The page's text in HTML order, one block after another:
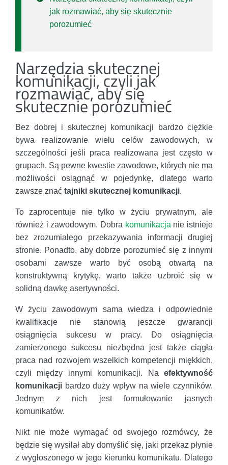
jak rozmawiać, aby się skutecznie
porozumieć
Narzędzia skutecznej
komunikacji, czyli jak
rozmawiać, aby się
skutecznie porozumieć
Bez dobrej i skutecznej komunikacji bardzo ciężkie
bywa realizowanie wielu celów zawodowych, w
szczególności jeśli praca realizowana jest często w
grupach. Są pewne kwestie zawodowe, których nie ma
możliwości osiągnąć w pojedynkę, dlatego warto
zawsze znać tajniki skutecznej komunikacji.
To zaprocentuje nie tylko w życiu prywatnym, ale
również i zawodowym. Dobra komunikacja nie istnieje
bez zrozumiałego przekazywania informacji drugiej
stronie. Ponadto, aby dobrze porozumieć się z innymi
osobami zawsze warto być osobą otwartą na
konstruktywną krytykę, warto także uzbroić się w
solidną dawkę asertywności.
W życiu zawodowym sama wiedza i odpowiednie
kwalifikacje nie stanowią jeszcze gwarancji
osiągnięcia sukcesu w pracy. Do osiągnięcia
zamierzonego sukcesu niezbędna jest także ciągła
praca nad rozwojem wszelkich kompetencji miękkich,
czyli między innymi komunikacji. Na efektywność
komunikacji bardzo duży wpływ na wiele czynników.
Jednym z nich jest formułowanie jasnych
komunikatów.
Nikt nie może wymagać od swojego rozmówcy, że
będzie się wysilał aby domyślić się, jaki przekaz płynie
z wygłoszonego w jego kierunku komunikatu. Dlatego